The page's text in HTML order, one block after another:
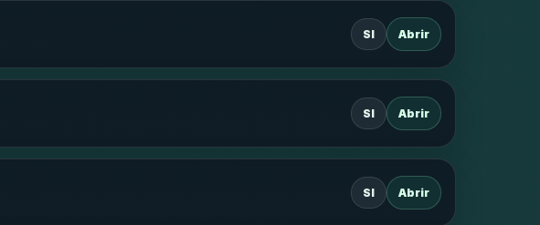
SI Abrir
SI Abrir
SI Abrir